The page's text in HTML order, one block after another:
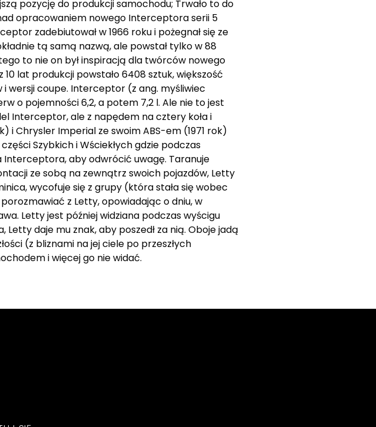
pozycję do produkcji samochodu; Trwało to do
opracowaniem nowego Interceptora serii 5
zadebiutował w 1966 roku i pożegnał się ze
tą samą nazwą, ale powstał tylko w 88
to nie on był inspiracją dla twórców nowego
lat produkcji powstało 6408 sztuk, większość
wersji coupe. Interceptor (z ang. myśliwiec
o pojemności 6,2, a potem 7,2 l. Ale nie to jest
Interceptor, ale z napędem na cztery koła i
i Chrysler Imperial ze swoim ABS-em (1971 rok)
Szybkich i Wściekłych gdzie podczas
Interceptora, aby odwrócić uwagę. Taranuje
ze sobą na zewnątrz swoich pojazdów, Letty
wycofuje się z grupy (która stała się wobec
z Letty, opowiadając o dniu, w
Letty jest później widziana podczas wyścigu
daje mu znak, aby poszedł za nią. Oboje jadą
(z bliznami na jej ciele po przeszłych
i więcej go nie widać.